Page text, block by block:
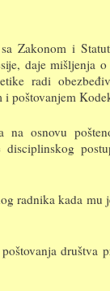
Zakonom i
daje mišljenja
radi
poštovanjem
osnovu
disciplinskog
radnika kada mu
društva